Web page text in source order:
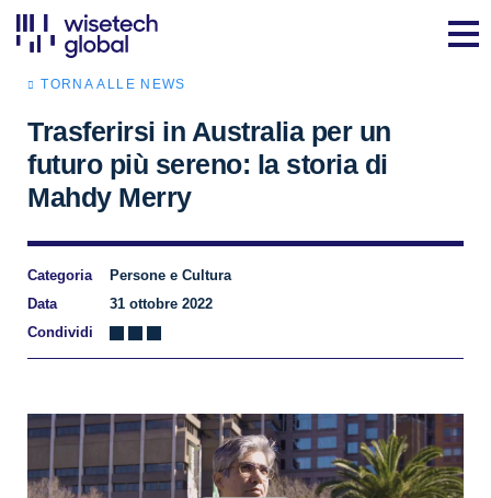
TORNA ALLE NEWS
Trasferirsi in Australia per un
futuro più sereno: la storia di
Mahdy Merry
Categoria
Persone e Cultura
Data
31 ottobre 2022
Condividi